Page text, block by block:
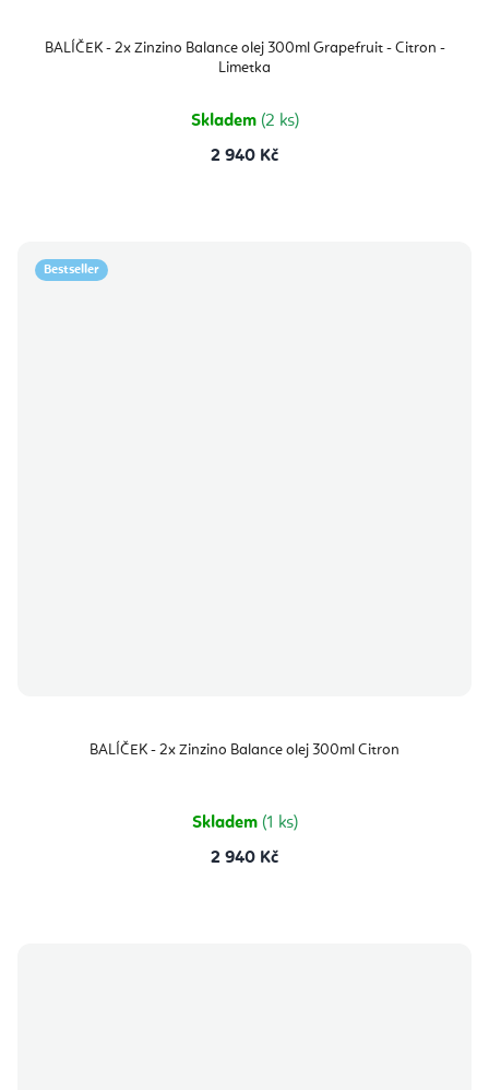
BALÍČEK - 2x Zinzino Balance olej 300ml Grapefruit - Citron -
Limetka
Skladem (2 ks)
2 940 Kč
Bestseller
BALÍČEK - 2x Zinzino Balance olej 300ml Citron
Skladem (1 ks)
2 940 Kč